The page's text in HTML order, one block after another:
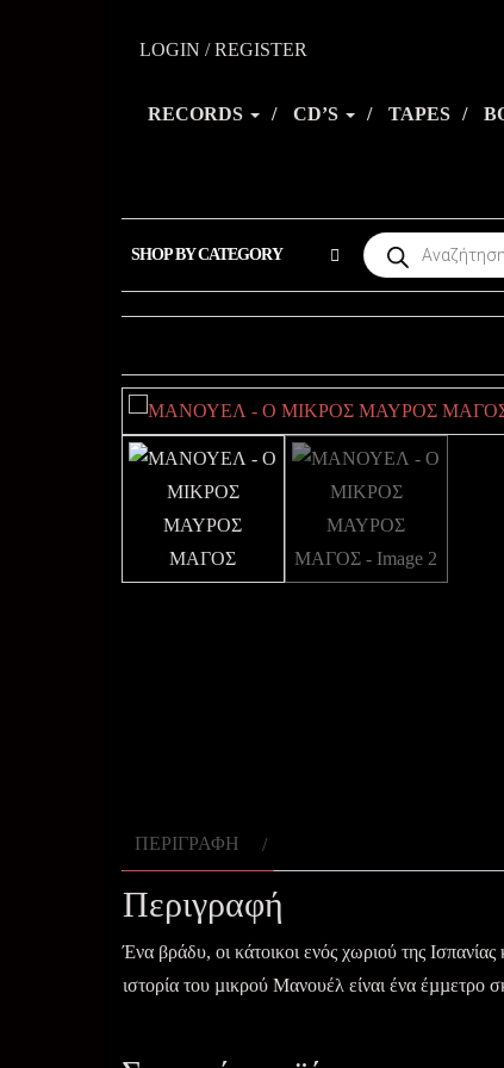
LOGIN / REGISTER
RECORDS CD’S TAPES
SHOP BY CATEGORY
Products
search
ΠΕΡΙΓΡΑΦΉ
Περιγραφή
Ένα βράδυ, οι κάτοικοι ενός χωριού της
ιστορία του µικρού Μανουέλ είναι ένα έµµετρο